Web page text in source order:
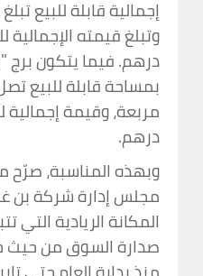
درهم.
وبهذه المناسبة،
مجلس إدارة شركة بن
المكانة الريادية
صدارة السوق من حيث